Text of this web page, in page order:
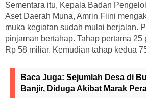
Sementara itu, Kepala Badan
Aset Daerah Muna, Amrin Fiini
muka kegiatan sudah mulai berjalan.
pinjaman bertahap. Tahap pertama 25
Rp 58 miliar. Kemudian tahap kedua
Baca Juga: Sejumlah Desa di
Banjir, Diduga Akibat Marak